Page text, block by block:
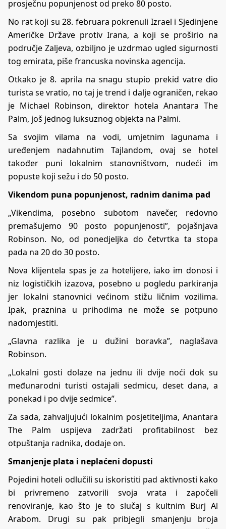
prosječnu popunjenost od preko 80 posto.
No rat koji su 28. februara pokrenuli Izrael i Sjedinjene
Američke Države protiv Irana, a koji se proširio na
područje Zaljeva, ozbiljno je uzdrmao ugled sigurnosti
tog emirata, piše francuska novinska agencija.
Otkako je 8. aprila na snagu stupio prekid vatre dio
turista se vratio, no taj je trend i dalje ograničen, rekao
je Michael Robinson, direktor hotela Anantara The
Palm, još jednog luksuznog objekta na Palmi.
Sa svojim vilama na vodi, umjetnim lagunama i
uređenjem nadahnutim Tajlandom, ovaj se hotel
također puni lokalnim stanovništvom, nudeći im
popuste koji sežu i do 50 posto.
Vikendom puna popunjenost, radnim danima pad
„Vikendima, posebno subotom navečer, redovno
premašujemo 90 posto popunjenosti”, pojašnjava
Robinson. No, od ponedjeljka do četvrtka ta stopa
pada na 20 do 30 posto.
Nova klijentela spas je za hotelijere, iako im donosi i
niz logističkih izazova, posebno u pogledu parkiranja
jer lokalni stanovnici većinom stižu ličnim vozilima.
Ipak, praznina u prihodima ne može se potpuno
nadomjestiti.
„Glavna razlika je u dužini boravka”, naglašava
Robinson.
„Lokalni gosti dolaze na jednu ili dvije noći dok su
međunarodni turisti ostajali sedmicu, deset dana, a
ponekad i po dvije sedmice”.
Za sada, zahvaljujući lokalnim posjetiteljima, Anantara
The Palm uspijeva zadržati profitabilnost bez
otpuštanja radnika, dodaje on.
Smanjenje plata i neplaćeni dopusti
Pojedini hoteli odlučili su iskoristiti pad aktivnosti kako
bi privremeno zatvorili svoja vrata i započeli
renoviranje, kao što je to slučaj s kultnim Burj Al
Arabom. Drugi su pak pribjegli smanjenju broja